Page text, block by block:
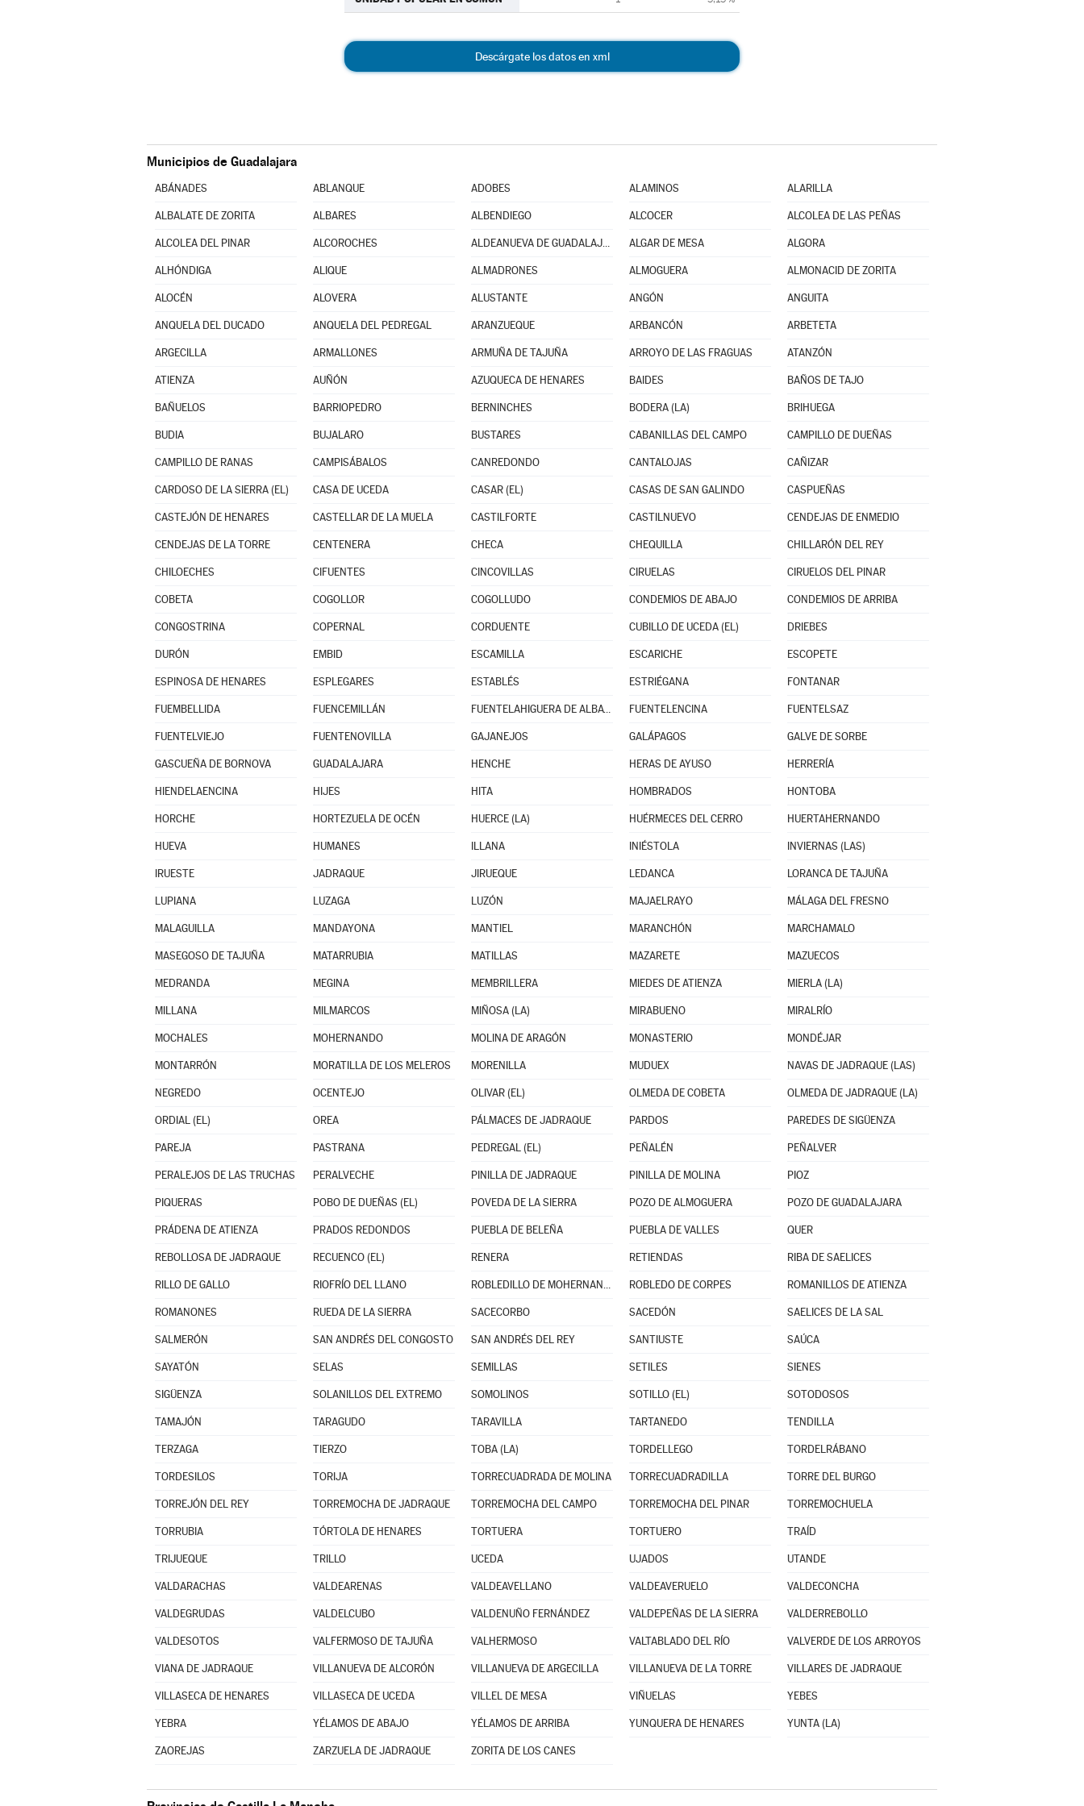
Descárgate los datos en xml
Municipios de Guadalajara
ABÁNADES ABLANQUE ADOBES ALAMINOS ALARILLA
ALBALATE DE ZORITA ALBARES ALBENDIEGO ALCOCER ALCOLEA DE LAS PEÑAS
ALCOLEA DEL PINAR ALCOROCHES ALDEANUEVA DE GUADALAJARA ALGAR DE MESA ALGORA
ALHÓNDIGA ALIQUE ALMADRONES ALMOGUERA ALMONACID DE ZORITA
ALOCÉN ALOVERA ALUSTANTE ANGÓN ANGUITA
ANQUELA DEL DUCADO ANQUELA DEL PEDREGAL ARANZUEQUE ARBANCÓN ARBETETA
ARGECILLA ARMALLONES ARMUÑA DE TAJUÑA ARROYO DE LAS FRAGUAS ATANZÓN
ATIENZA AUÑÓN AZUQUECA DE HENARES BAIDES BAÑOS DE TAJO
BAÑUELOS BARRIOPEDRO BERNINCHES BODERA (LA) BRIHUEGA
BUDIA BUJALARO BUSTARES CABANILLAS DEL CAMPO CAMPILLO DE DUEÑAS
CAMPILLO DE RANAS CAMPISÁBALOS CANREDONDO CANTALOJAS CAÑIZAR
CARDOSO DE LA SIERRA (EL) CASA DE UCEDA CASAR (EL) CASAS DE SAN GALINDO CASPUEÑAS
CASTEJÓN DE HENARES CASTELLAR DE LA MUELA CASTILFORTE CASTILNUEVO CENDEJAS DE ENMEDIO
CENDEJAS DE LA TORRE CENTENERA CHECA CHEQUILLA CHILLARÓN DEL REY
CHILOECHES CIFUENTES CINCOVILLAS CIRUELAS CIRUELOS DEL PINAR
COBETA COGOLLOR COGOLLUDO CONDEMIOS DE ABAJO CONDEMIOS DE ARRIBA
CONGOSTRINA COPERNAL CORDUENTE CUBILLO DE UCEDA (EL) DRIEBES
DURÓN EMBID ESCAMILLA ESCARICHE ESCOPETE
ESPINOSA DE HENARES ESPLEGARES ESTABLÉS ESTRIÉGANA FONTANAR
FUEMBELLIDA FUENCEMILLÁN FUENTELAHIGUERA DE ALBATAGES FUENTELENCINA FUENTELSAZ
FUENTELVIEJO FUENTENOVILLA GAJANEJOS GALÁPAGOS GALVE DE SORBE
GASCUEÑA DE BORNOVA GUADALAJARA HENCHE HERAS DE AYUSO HERRERÍA
HIENDELAENCINA HIJES HITA HOMBRADOS HONTOBA
HORCHE HORTEZUELA DE OCÉN HUERCE (LA) HUÉRMECES DEL CERRO HUERTAHERNANDO
HUEVA HUMANES ILLANA INIÉSTOLA INVIERNAS (LAS)
IRUESTE JADRAQUE JIRUEQUE LEDANCA LORANCA DE TAJUÑA
LUPIANA LUZAGA LUZÓN MAJAELRAYO MÁLAGA DEL FRESNO
MALAGUILLA MANDAYONA MANTIEL MARANCHÓN MARCHAMALO
MASEGOSO DE TAJUÑA MATARRUBIA MATILLAS MAZARETE MAZUECOS
MEDRANDA MEGINA MEMBRILLERA MIEDES DE ATIENZA MIERLA (LA)
MILLANA MILMARCOS MIÑOSA (LA) MIRABUENO MIRALRÍO
MOCHALES MOHERNANDO MOLINA DE ARAGÓN MONASTERIO MONDÉJAR
MONTARRÓN MORATILLA DE LOS MELEROS MORENILLA MUDUEX NAVAS DE JADRAQUE (LAS)
NEGREDO OCENTEJO OLIVAR (EL) OLMEDA DE COBETA OLMEDA DE JADRAQUE (LA)
ORDIAL (EL) OREA PÁLMACES DE JADRAQUE PARDOS PAREDES DE SIGÜENZA
PAREJA PASTRANA PEDREGAL (EL) PEÑALÉN PEÑALVER
PERALEJOS DE LAS TRUCHAS PERALVECHE PINILLA DE JADRAQUE PINILLA DE MOLINA PIOZ
PIQUERAS POBO DE DUEÑAS (EL) POVEDA DE LA SIERRA POZO DE ALMOGUERA POZO DE GUADALAJARA
PRÁDENA DE ATIENZA PRADOS REDONDOS PUEBLA DE BELEÑA PUEBLA DE VALLES QUER
REBOLLOSA DE JADRAQUE RECUENCO (EL) RENERA RETIENDAS RIBA DE SAELICES
RILLO DE GALLO RIOFRÍO DEL LLANO ROBLEDILLO DE MOHERNANDO ROBLEDO DE CORPES ROMANILLOS DE ATIENZA
ROMANONES RUEDA DE LA SIERRA SACECORBO SACEDÓN SAELICES DE LA SAL
SALMERÓN SAN ANDRÉS DEL CONGOSTO SAN ANDRÉS DEL REY SANTIUSTE SAÚCA
SAYATÓN SELAS SEMILLAS SETILES SIENES
SIGÜENZA SOLANILLOS DEL EXTREMO SOMOLINOS SOTILLO (EL) SOTODOSOS
TAMAJÓN TARAGUDO TARAVILLA TARTANEDO TENDILLA
TERZAGA TIERZO TOBA (LA) TORDELLEGO TORDELRÁBANO
TORDESILOS TORIJA TORRECUADRADA DE MOLINA TORRECUADRADILLA TORRE DEL BURGO
TORREJÓN DEL REY TORREMOCHA DE JADRAQUE TORREMOCHA DEL CAMPO TORREMOCHA DEL PINAR TORREMOCHUELA
TORRUBIA TÓRTOLA DE HENARES TORTUERA TORTUERO TRAÍD
TRIJUEQUE TRILLO UCEDA UJADOS UTANDE
VALDARACHAS VALDEARENAS VALDEAVELLANO VALDEAVERUELO VALDECONCHA
VALDEGRUDAS VALDELCUBO VALDENUÑO FERNÁNDEZ VALDEPEÑAS DE LA SIERRA VALDERREBOLLO
VALDESOTOS VALFERMOSO DE TAJUÑA VALHERMOSO VALTABLADO DEL RÍO VALVERDE DE LOS ARROYOS
VIANA DE JADRAQUE VILLANUEVA DE ALCORÓN VILLANUEVA DE ARGECILLA VILLANUEVA DE LA TORRE VILLARES DE JADRAQUE
VILLASECA DE HENARES VILLASECA DE UCEDA VILLEL DE MESA VIÑUELAS YEBES
YEBRA YÉLAMOS DE ABAJO YÉLAMOS DE ARRIBA YUNQUERA DE HENARES YUNTA (LA)
ZAOREJAS ZARZUELA DE JADRAQUE ZORITA DE LOS CANES